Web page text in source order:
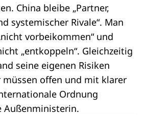
China bleibe „Partner,
systemischer Rivale“. Man
vorbeikommen“ und
„entkoppeln“. Gleichzeitig
seine eigenen Risiken
müssen offen und mit klarer
Ordnung
Außenministerin.